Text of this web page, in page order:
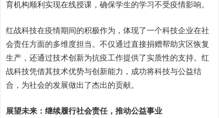
育机构顺利实现在线授课，确保学生的学习不受疫情影响。
红战科技在疫情期间的积极作为，体现了一个科技企业在社
会责任方面的多维度担当。不仅通过直接捐赠帮助灾区恢复
生产，还通过技术创新为抗疫工作提供了实质性的支持。红
战科技凭借其技术优势与创新能力，成功将科技与公益结
合，为社会的发展做出了杰出的贡献。
展望未来：继续履行社会责任，推动公益事业